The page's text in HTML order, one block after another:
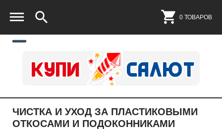
0 ТОВАРОВ
ЧИСТКА И УХОД ЗА ПЛАСТИКОВЫМИ
ОТКОСАМИ И ПОДОКОННИКАМИ